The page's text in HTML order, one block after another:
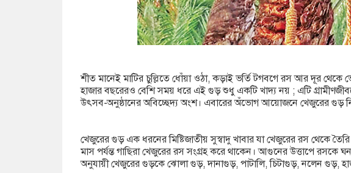
শীত মানেই মাটির চুল্লিতে ধোঁয়া ওঠা, কড়াই ভর্তি টগবগে রস আর দূর
হাজার বছরেরও বেশি সময় ধরে এই গুড় শুধু একটি খাদ্য নয় ; এটি
উৎসব-অনুষ্ঠানের অবিচ্ছেদ্য অংশ। এবারের অঁভোগ আয়োজনে খেজুরের গুড়
খেজুরের গুড় এক ধরনের মিষ্টিজাতীয় সুস্বাদু খাবার যা খেজুরের রস থেকে
মাস পর্যন্ত গাছিরা খেজুরের রস সংগ্রহ করে থাকেন। আগুনের উত্তাপে রসকে
অনুযায়ী খেজুরের গুড়কে ঝোলা গুড়, দানাগুড়, পাটালি, চিটাগুড়, নলেন গুড়,